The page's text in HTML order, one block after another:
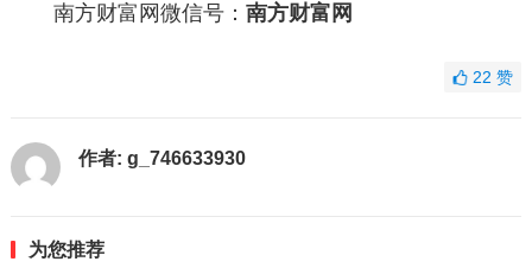
南方财富网微信号： 南方财富网
22赞
作者: g_746633930
为您推荐